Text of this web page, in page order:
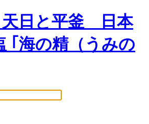
天日と平釜 日本
｢海の精（うみの